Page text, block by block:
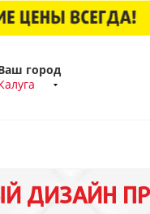
город
ДИЗАЙН